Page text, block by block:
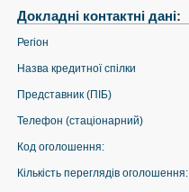
Докладні контактні дані:
Регіон
Назва кредитної спілки
Представник (ПІБ)
Телефон (стаціонарний)
Код оголошення:
Кількість переглядів оголошення: